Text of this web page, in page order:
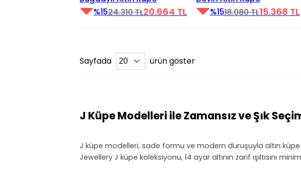
%1524.310 TL20.664 TL
%1518.080 TL15.368 TL
Sayfada ürün göster
J Küpe Modelleri ile Zamansız ve Şık
J küpe modelleri, sade formu ve modern duruşuyla altın
Jewellery J küpe koleksiyonu, 14 ayar altının zarif ışıltısını